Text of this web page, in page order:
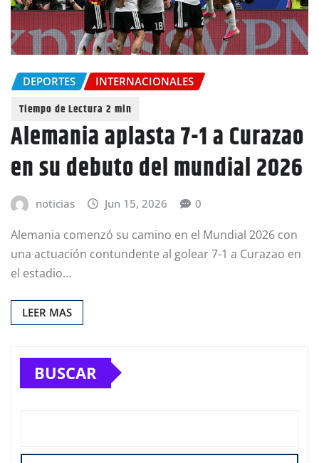
DEPORTES INTERNACIONALES
Alemania aplasta 7-1 a Curazao
en su debuto del mundial 2026
noticias Jun 15, 2026 0
Alemania comenzó su camino en el Mundial 2026 con
una actuación contundente al golear 7-1 a Curazao en
el estadio…
LEER MAS
BUSCAR